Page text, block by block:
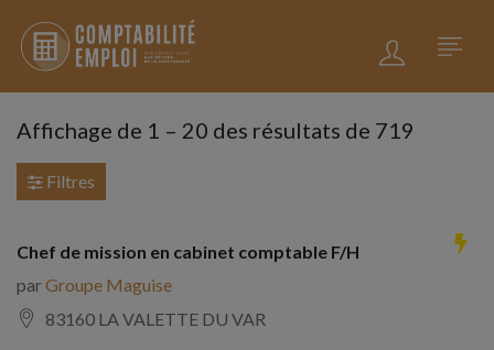
Affichage de 1 – 20 des résultats de 719
Filtres
Chef de mission en cabinet comptable F/H
parGroupe Maguise
83160 LA VALETTE DU VAR